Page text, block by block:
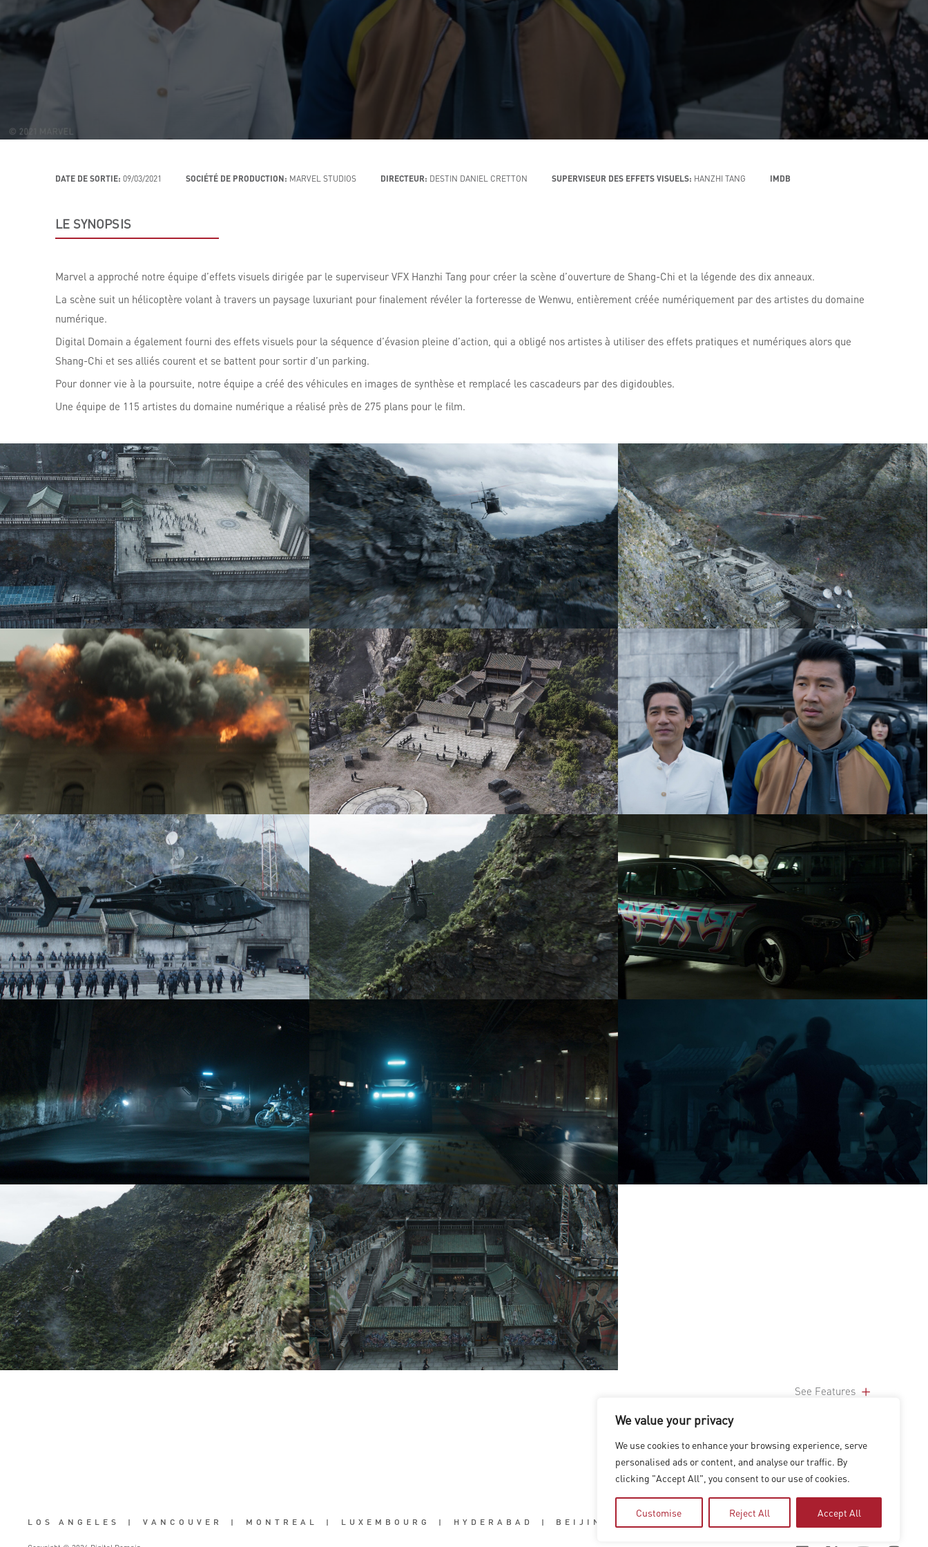
We value your privacy
We use cookies to enhance your browsing experience, serve
personalised ads or content, and analyse our traffic. By
clicking "Accept All", you consent to our use of cookies.
Customise Reject All Accept All
DATE DE SORTIE: 09/03/2021 SOCIÉTÉ DE PRODUCTION: MARVEL STUDIOS DIRECTEUR: DESTIN DANIEL CRETTON SUPERVISEUR DES EFFETS VISUELS: HANZHI TANG IMDB
LE SYNOPSIS
Marvel a approché notre équipe d’effets visuels dirigée par le superviseur VFX Hanzhi Tang pour créer la scène d’ouverture de Shang-Chi et la légende des dix anneaux.
La scène suit un hélicoptère volant à travers un paysage luxuriant pour finalement révéler la forteresse de Wenwu, entièrement créée numériquement par des artistes du domaine
numérique.
Digital Domain a également fourni des effets visuels pour la séquence d’évasion pleine d’action, qui a obligé nos artistes à utiliser des effets pratiques et numériques alors que
Shang-Chi et ses alliés courent et se battent pour sortir d’un parking.
Pour donner vie à la poursuite, notre équipe a créé des véhicules en images de synthèse et remplacé les cascadeurs par des digidoubles.
Une équipe de 115 artistes du domaine numérique a réalisé près de 275 plans pour le film.
See Features
LOS ANGELES | VANCOUVER | MONTREAL | LUXEMBOURG | HYDERABAD | BEIJING SHENZHEN HONG KONG